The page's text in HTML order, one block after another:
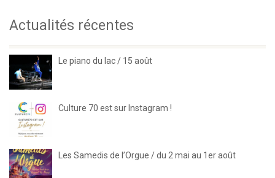
Actualités récentes
Le piano du lac / 15 août
Culture 70 est sur Instagram !
Les Samedis de l’Orgue / du 2 mai au 1er août